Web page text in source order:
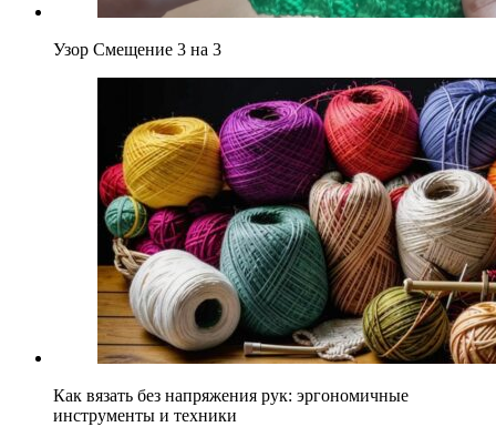
Узор Смещение 3 на 3
Как вязать без напряжения рук: эргономичные
инструменты и техники